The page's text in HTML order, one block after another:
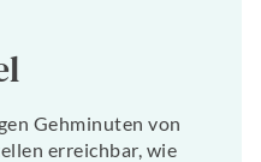
Gehminuten von
erreichbar, wie